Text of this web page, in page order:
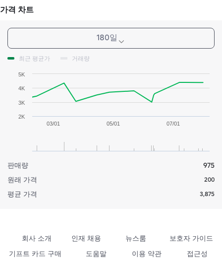
가격 차트
180일
최근 평균가 거래량
03/01 05/01 07/01
2K
3K
4K
5K
판매량
975
원래 가격
200
평균 가격 3,875
회사 소개 인재 채용 뉴스룸
보호자 가이드
기프트 카드 구매
도움말 이용 약관
접근성